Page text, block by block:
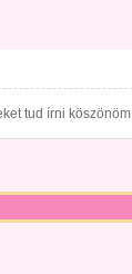
tud írni